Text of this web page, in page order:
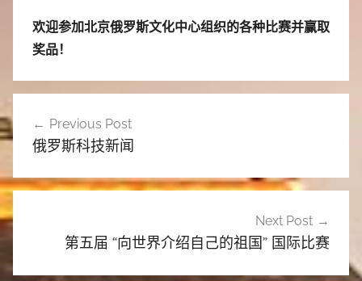
欢迎参加北京俄罗斯文化中心组织的各种比赛并赢取
奖品！
章
航
Previous Post
俄罗斯科技新闻
Next Post
第五届 “向世界介绍自己的祖国” 国际比赛